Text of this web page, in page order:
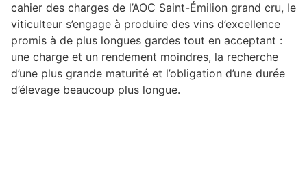
cahier des charges de l’AOC Saint-Émilion grand cru, le
viticulteur s’engage à produire des vins d’excellence
promis à de plus longues gardes tout en acceptant :
une charge et un rendement moindres, la recherche
d’une plus grande maturité et l’obligation d’une durée
d’élevage beaucoup plus longue.